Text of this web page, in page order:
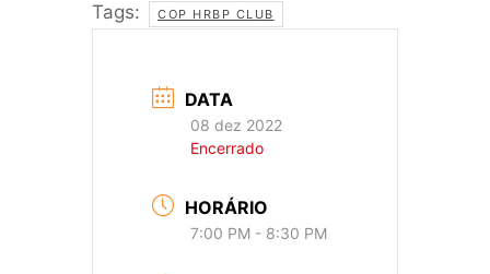
Tags: COP HRBP CLUB
DATA
08 dez 2022
Encerrado
HORÁRIO
7:00 PM - 8:30 PM